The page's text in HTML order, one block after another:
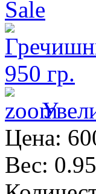
Цена:
Вес: